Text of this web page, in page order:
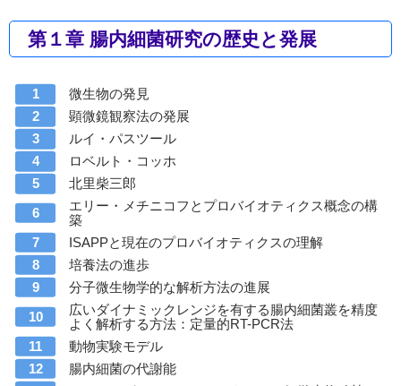
第１章 腸内細菌研究の歴史と発展
微生物の発見
顕微鏡観察法の発展
ルイ・パスツール
ロベルト・コッホ
北里柴三郎
エリー・メチニコフとプロバイオティクス概念の構
築
ISAPPと現在のプロバイオティクスの理解
培養法の進歩
分子微生物学的な解析方法の進展
広いダイナミックレンジを有する腸内細菌叢を精度
よく解析する方法：定量的RT-PCR法
動物実験モデル
腸内細菌の代謝能